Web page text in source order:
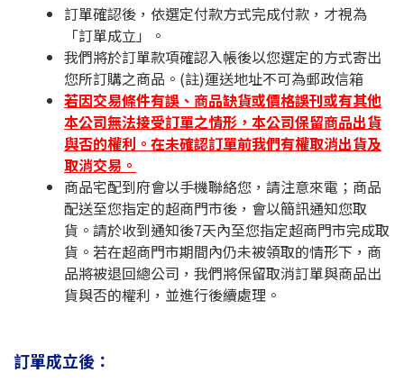
訂單確認後，依選定付款方式完成付款，才視為
「訂單成立」。
我們將於訂單款項確認入帳後以您選定的方式寄出
您所訂購之商品。(註)運送地址不可為郵政信箱
若因交易條件有誤、商品缺貨或價格誤刊或有其他
本公司無法接受訂單之情形，本公司保留商品出貨
與否的權利。在未確認訂單前我們有權取消出貨及
取消交易。
商品宅配到府會以手機聯絡您，請注意來電；商品
配送至您指定的超商門市後，會以簡訊通知您取
貨。請於收到通知後7天內至您指定超商門市完成取
貨。若在超商門市期間內仍未被領取的情形下，商
品將被退回總公司，我們將保留取消訂單與商品出
貨與否的權利，並進行後續處理。
訂單成立後：